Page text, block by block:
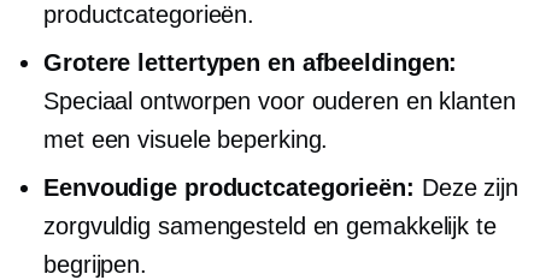
productcategorieën.
Grotere lettertypen en afbeeldingen:
Speciaal ontworpen voor ouderen en klanten
met een visuele beperking.
Eenvoudige productcategorieën: Deze zijn
zorgvuldig samengesteld en gemakkelijk te
begrijpen.